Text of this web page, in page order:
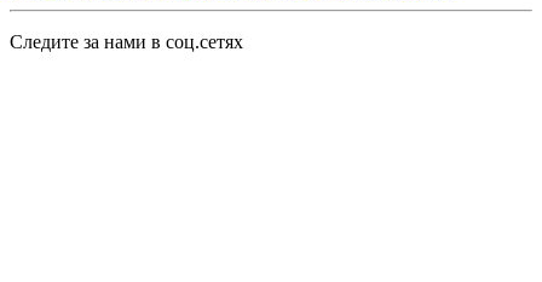
Следите за нами в соц.сетях